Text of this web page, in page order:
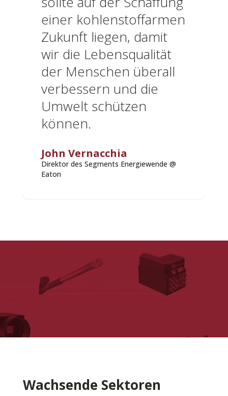
einer kohlenstoffarmen
Zukunft liegen, damit
wir die Lebensqualität
der Menschen überall
verbessern und die
Umwelt schützen
können.
John Vernacchia
Direktor des Segments Energiewende @
Eaton
Wachsende Sektoren